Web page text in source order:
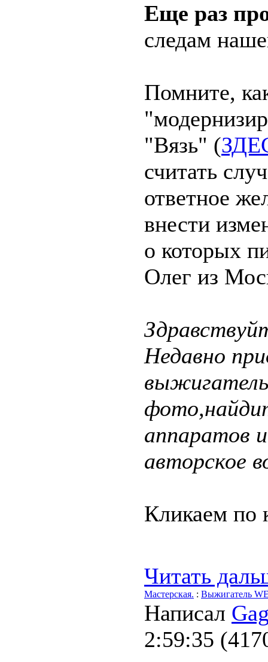
Еще раз
следам
Помните,
"Вязь" (
считать
ответное
внести
о которых
Олег из
Недавно
аппаратов
авторское
Кликаем по
Читать
Мастерская. : Выжигатель
Написал
2:59:35 (